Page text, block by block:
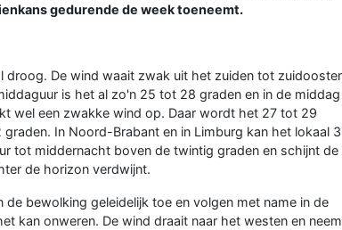
gedurende de week toeneemt.
droog. De wind waait zwak uit het zuiden tot
is het al zo'n 25 tot 28 graden en in de middag
wel een zwakke wind op. Daar wordt het 27 tot 29
In Noord-Brabant en in Limburg kan het lokaal
tot middernacht boven de twintig graden en schijnt de
de horizon verdwijnt.
de bewolking geleidelijk toe en volgen met name in de
kan onweren. De wind draait naar het westen en